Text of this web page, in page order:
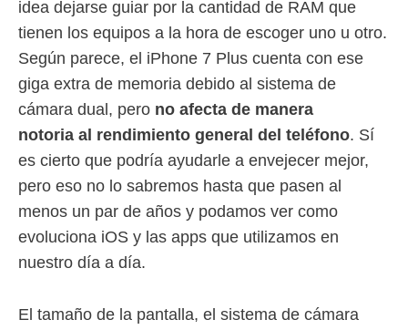
idea dejarse guiar por la cantidad de RAM que
tienen los equipos a la hora de escoger uno u otro.
Según parece, el iPhone 7 Plus cuenta con ese
giga extra de memoria debido al sistema de
cámara dual, pero no afecta de manera
notoria al rendimiento general del teléfono. Sí
es cierto que podría ayudarle a envejecer mejor,
pero eso no lo sabremos hasta que pasen al
menos un par de años y podamos ver como
evoluciona iOS y las apps que utilizamos en
nuestro día a día.
El tamaño de la pantalla, el sistema de cámara